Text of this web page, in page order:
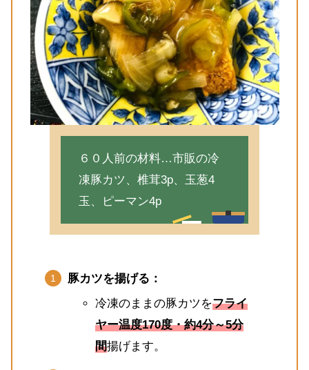
６０人前の材料…市販の冷
凍豚カツ、椎茸3p、玉葱4
玉、ピーマン4p
豚カツを揚げる：
冷凍のままの豚カツをフライ
ヤー温度170度・約4分～5分
間揚げます。